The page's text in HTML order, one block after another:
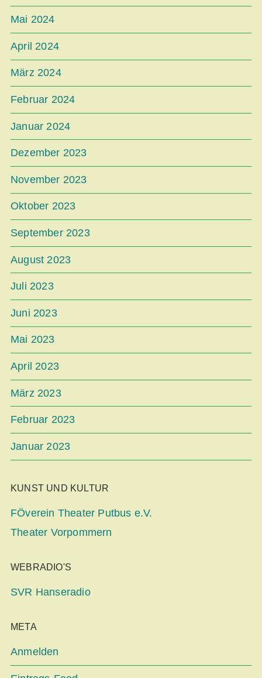
Mai 2024
April 2024
März 2024
Februar 2024
Januar 2024
Dezember 2023
November 2023
Oktober 2023
September 2023
August 2023
Juli 2023
Juni 2023
Mai 2023
April 2023
März 2023
Februar 2023
Januar 2023
KUNST UND KULTUR
FÖverein Theater Putbus e.V.
Theater Vorpommern
WEBRADIO'S
SVR Hanseradio
META
Anmelden